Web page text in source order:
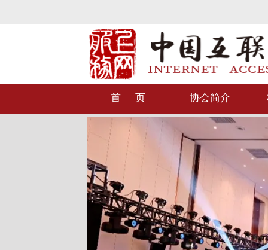
首 页 协会简介